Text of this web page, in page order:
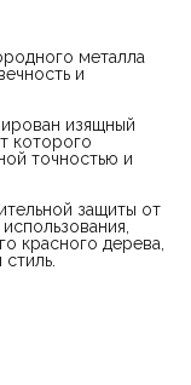
металла
и
изящный
которого
точностью и
защиты от
красного дерева,